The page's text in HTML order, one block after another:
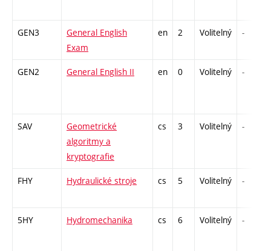
GEN3
General English
Exam
en 2 Volitelný -
GEN2 General English II en 0 Volitelný -
SAV
Geometrické
algoritmy a
kryptografie
cs 3 Volitelný -
FHY Hydraulické stroje cs 5 Volitelný -
5HY Hydromechanika cs 6 Volitelný -